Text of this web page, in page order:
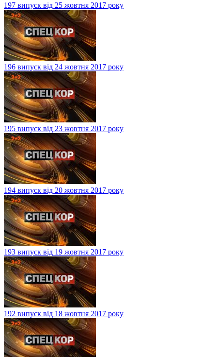
197 випуск від 25 жовтня 2017 року
196 випуск від 24 жовтня 2017 року
195 випуск від 23 жовтня 2017 року
194 випуск від 20 жовтня 2017 року
193 випуск від 19 жовтня 2017 року
192 випуск від 18 жовтня 2017 року